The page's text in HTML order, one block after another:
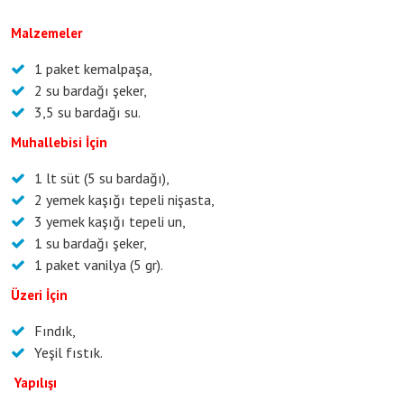
Malzemeler
1 paket kemalpaşa,
2 su bardağı şeker,
3,5 su bardağı su.
Muhallebisi İçin
1 lt süt (5 su bardağı),
2 yemek kaşığı tepeli nişasta,
3 yemek kaşığı tepeli un,
1 su bardağı şeker,
1 paket vanilya (5 gr).
Üzeri İçin
Fındık,
Yeşil fıstık.
Yapılışı